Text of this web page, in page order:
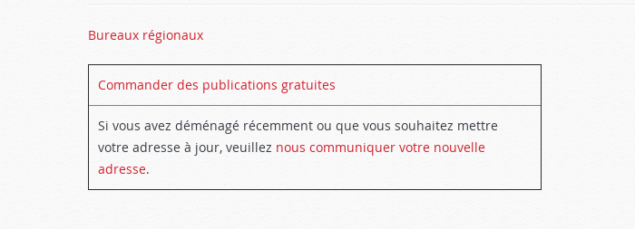
Bureaux régionaux
Commander des publications gratuites
Si vous avez déménagé récemment ou que vous souhaitez mettre
votre adresse à jour, veuillez nous communiquer votre nouvelle
adresse.